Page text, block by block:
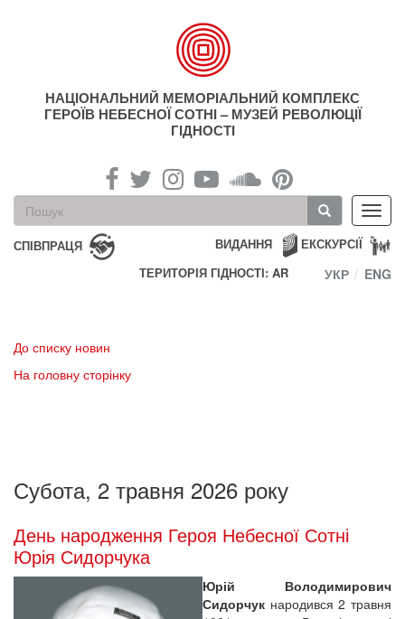
НАЦІОНАЛЬНИЙ МЕМОРІАЛЬНИЙ КОМПЛЕКС
ГЕРОЇВ НЕБЕСНОЇ СОТНІ – МУЗЕЙ РЕВОЛЮЦІЇ
ГІДНОСТІ
Пошукова
форма
Пошук
СПІВПРАЦЯ ЕКСКУРСІЇ
ВИДАННЯ
ТЕРИТОРІЯ ГІДНОСТІ: AR
УКР ENG
До списку новин
На головну сторінку
Субота, 2 травня 2026 року
День народження Героя Небесної Сотні
Юрія Сидорчука
Юрій Володимирович
Сидорчук народився 2 травня